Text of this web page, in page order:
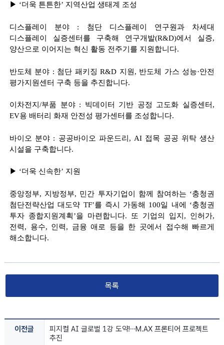
▶ ‘더욱 튼튼한’ 지역산업 생태계 조성
디스플레이 분야 : 첨단 디스플레이 연구원과 차세대
디스플레이 실증센터를 구축해 연구개발(R&D)에서 실증,
양산으로 이어지는 혁신 활동 전주기를 지원합니다.
반도체 분야 : 첨단 패키징R&D 지원 , 반도체 가스 성능·안전
평가지원센터 구축 등을 추진합니다.
이차전지 /부품 분야 : 빅데이터 기반 공정 고도화 실증센터 ,
EV용 배터리 화재 안전성 평가센터를 조성합니다.
바이오 분야 : 공공바이오 파운드리 , AI 접목 공공 위탁 생산
시설을 구축합니다.
▶ ‘더욱 신속한’ 지원
중앙정부, 지방정부, 민간 투자기업이 함께 참여하는 ‘충청권
첨단전략산업 대도약 TF’를 즉시 가동해 100일 내에 ‘충청권
투자 종합지원계획’을 마련합니다. 또 기업의 입지 , 인허가,
전력, 용수, 인력, 금융 애로 등을 한 곳에서 접수해 빠르게
해소합니다.
목록
이전글
피지컬 AI 글로벌 1강 도약!…M.AX 프론티어 프로젝트
추진